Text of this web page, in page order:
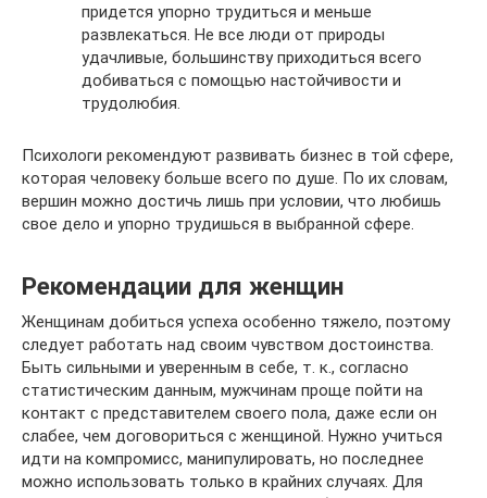
придется упорно трудиться и меньше
развлекаться. Не все люди от природы
удачливые, большинству приходиться всего
добиваться с помощью настойчивости и
трудолюбия.
Психологи рекомендуют развивать бизнес в той сфере,
которая человеку больше всего по душе. По их словам,
вершин можно достичь лишь при условии, что любишь
свое дело и упорно трудишься в выбранной сфере.
Рекомендации для женщин
Женщинам добиться успеха особенно тяжело, поэтому
следует работать над своим чувством достоинства.
Быть сильными и уверенным в себе, т. к., согласно
статистическим данным, мужчинам проще пойти на
контакт с представителем своего пола, даже если он
слабее, чем договориться с женщиной. Нужно учиться
идти на компромисс, манипулировать, но последнее
можно использовать только в крайних случаях. Для